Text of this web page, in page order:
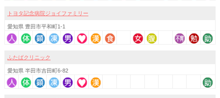
トヨタ記念病院ジョイファミリー
愛知県 豊田市平和町1-1
ふたばクリニック
愛知県 半田市吉田町6-82